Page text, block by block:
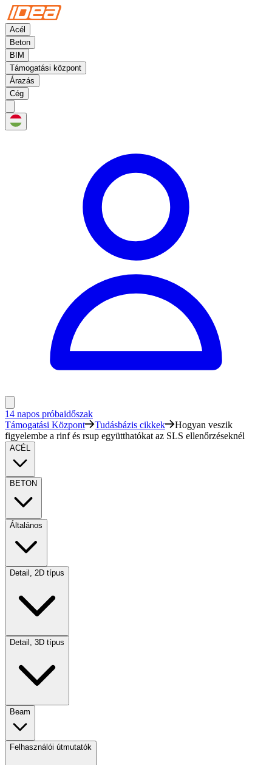
Acél
Beton
BIM
Támogatási központ
Árazás
Cég
14 napos próbaidőszak
Támogatási Központ
Tudásbázis cikkek
Hogyan veszik
figyelembe a rinf és rsup együtthatókat az SLS ellenőrzéseknél
ACÉL
BETON
Általános
Detail, 2D típus
Detail, 3D típus
Beam
Felhasználói útmutatók